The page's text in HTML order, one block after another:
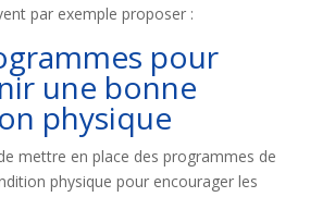
par exemple proposer :
pour
une bonne
physique
mettre en place des programmes de
physique pour encourager les